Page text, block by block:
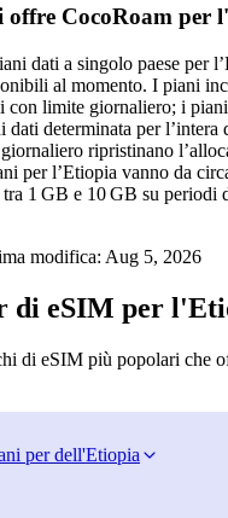
CocoRoam per
dati a singolo paese per
al momento. I piani
con limite giornaliero; i
determinata per l’intera
ripristinano
per l’Etiopia vanno da
1 GB e 10 GB su periodi
modifica: Aug 5, 2026
di eSIM per
di eSIM più popolari che
per dell'Etiopia